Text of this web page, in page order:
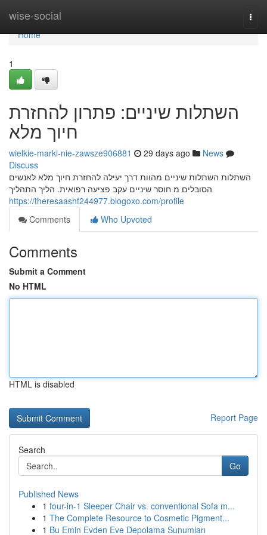
wise-social
Home
Home
1
השתלות שיניים: פתרון להחזרת
חיוך מלא
wielkie-marki-nie-zawsze906881 29 days ago
News
Discuss
השתלות השתלות שיניים מהוות דרך יעילה להחזרת חיוך מלא לאנשים
הסובלים מ חוסר שיניים עקב פציעה רפואית. הליך התהליך
https://theresaashf244977.blogoxo.com/profile
Comments
Who Upvoted
Comments
Submit a Comment
No HTML
HTML is disabled
Report Page
Search
Go
Published News
1 four-in-1 Sleeper Chair vs. conventional Sofa m...
1 The Complete Resource to Cosmetic Pigment...
1 Bu Emin Evden Eve Depolama Sunumları